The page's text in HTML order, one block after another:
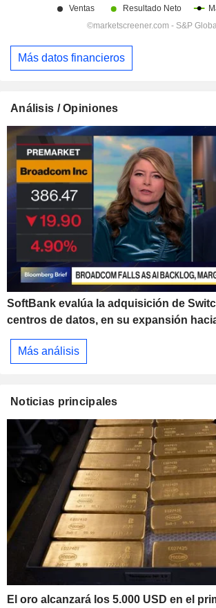
Más datos financieros
Análisis / Opiniones
SoftBank evalúa la adquisición de
centros de datos, en su expansión
Más análisis
Noticias principales
El oro alcanzará los 5.000 USD en el